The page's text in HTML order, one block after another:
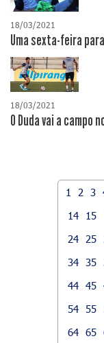
18/03/2021
Uma sexta-feira
18/03/2021
O Duda vai a campo
1 2 3
14
15
24
25
34 35
44 45
54 55
64 65